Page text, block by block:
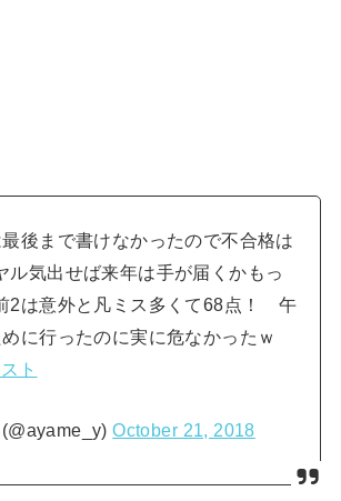
後まで書けなかったので不合格は
ル気出せば来年は手が届くかもっ
2は意外と凡ミス多くて68点！ 午
に行ったのに実に危なかったｗ
ト
October 21, 2018